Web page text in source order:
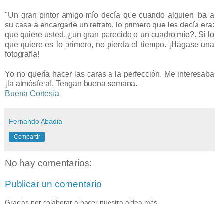
"Un gran pintor amigo mío decía que cuando alguien iba a
su casa a encargarle un retrato, lo primero que les decía era:
que quiere usted, ¿un gran parecido o un cuadro mío?. Si lo
que quiere es lo primero, no pierda el tiempo. ¡Hágase una
fotografía!
Yo no quería hacer las caras a la perfección. Me interesaba
¡la atmósfera!. Tengan buena semana.
Buena Cortesía
Fernando Abadia
Compartir
No hay comentarios:
Publicar un comentario
Gracias por colaborar a hacer nuestra aldea más